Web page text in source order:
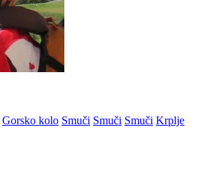
Gorsko kolo Smuči Smuči Smuči Krplje